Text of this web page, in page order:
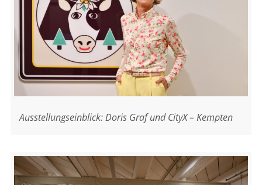
Ausstellungseinblick: Doris Graf und CityX – Kempten